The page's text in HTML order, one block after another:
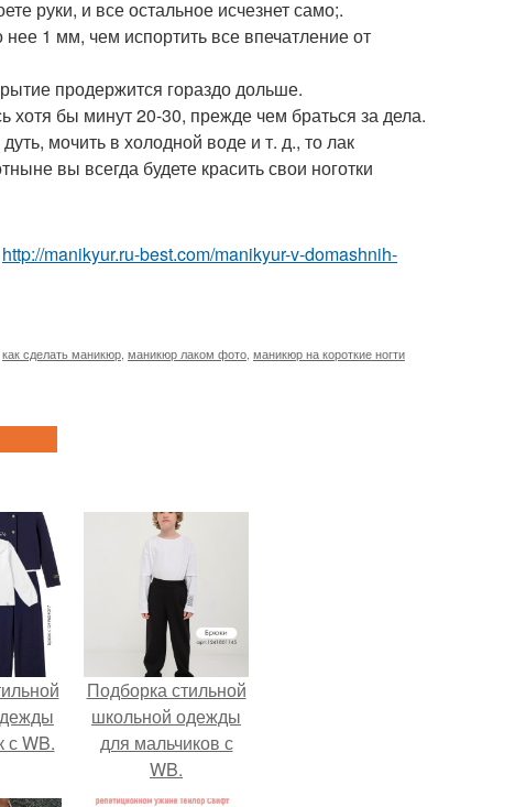
руки, и все остальное исчезнет само;.
1 мм, чем испортить все впечатление от
продержится гораздо дольше.
бы минут 20-30, прежде чем браться за дела.
мочить в холодной воде и т. д., то лак
вы всегда будете красить свои ноготки
http://manikyur.ru-best.com/manikyur-v-domashnih-
как сделать маникюр маникюр лаком фото маникюр на короткие ногти
с WB.
Подборка стильной
школьной одежды
для мальчиков с
WB.